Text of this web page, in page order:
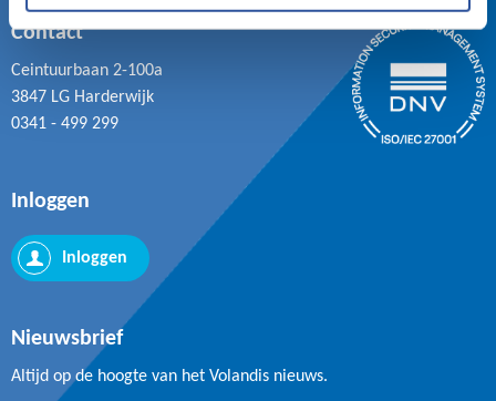
Contact
Ceintuurbaan 2-100a
3847 LG Harderwijk
0341 - 499 299
Nieuwsbrief
Altijd op de hoogte van het Volandis nieuws.
Inloggen
Inloggen